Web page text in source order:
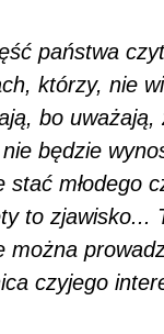
państwa
którzy, nie
bo
będzie
młodego
to zjawisko...
można
czyjego